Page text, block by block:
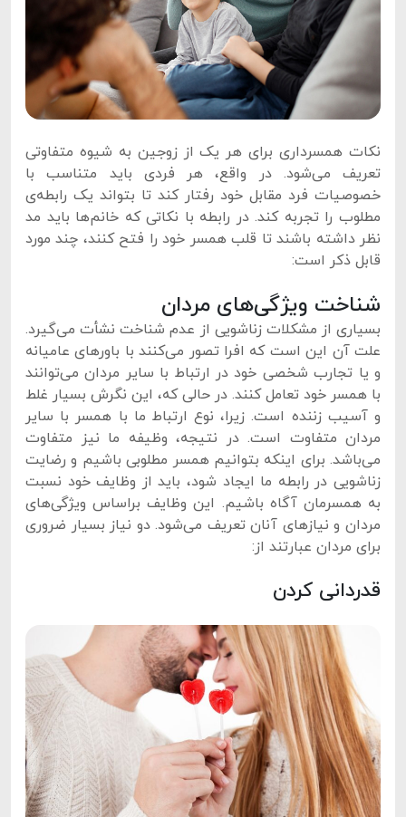
نکات همسرداری برای هر یک از زوجین به شیوه متفاوتی
تعریف می‌شود. در واقع، هر فردی باید متناسب با
خصوصیات فرد مقابل خود رفتار کند تا بتواند یک رابطه‌ی
مطلوب را تجربه کند. در رابطه با نکاتی که خانم‌ها باید مد
نظر داشته باشند تا قلب همسر خود را فتح کنند، چند مورد
قابل ذکر است:
شناخت ویژگی‌های مردان
بسیاری از مشکلات زناشویی از عدم شناخت نشأت می‌گیرد.
علت آن این است که افرا تصور می‌کنند با باورهای عامیانه
و یا تجارب شخصی خود در ارتباط با سایر مردان می‌توانند
با همسر خود تعامل کنند. در حالی که، این نگرش بسیار غلط
و آسیب زننده است. زیرا، نوع ارتباط ما با همسر با سایر
مردان متفاوت است. در نتیجه، وظیفه ما نیز متفاوت
می‌باشد. برای اینکه بتوانیم همسر مطلوبی باشیم و رضایت
زناشویی در رابطه ما ایجاد شود، باید از وظایف خود نسبت
به همسرمان آگاه باشیم. این وظایف براساس ویژگی‌های
مردان و نیازهای آنان تعریف می‌شود. دو نیاز بسیار ضروری
برای مردان عبارتند از:
قدردانی کردن